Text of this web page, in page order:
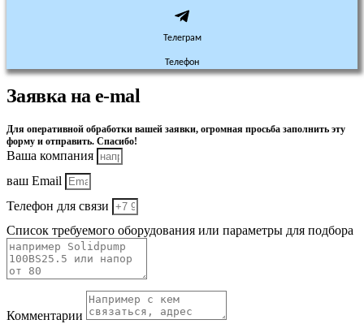
Телеграм
Телефон
Заявка на e-mal
Для оперативной обработки вашей заявки, огромная просьба заполнить эту
форму и отправить. Спасибо!
Ваша компания
ваш Email
Телефон для связи
Список требуемого оборудования или параметры для подбора
Комментарии